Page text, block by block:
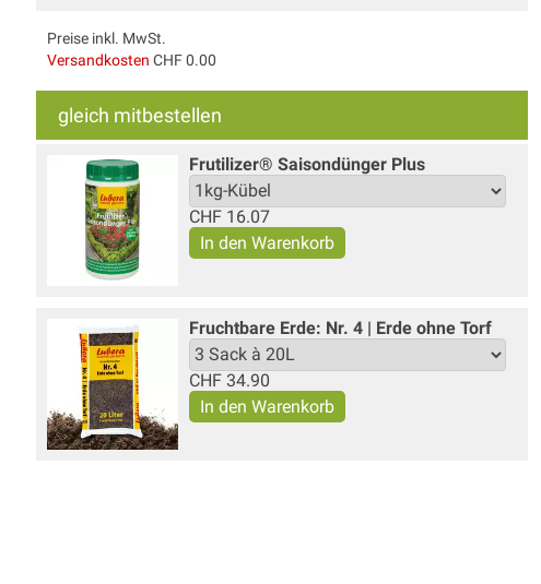
Preise inkl. MwSt.
Versandkosten CHF 0.00
gleich mitbestellen
Frutilizer® Saisondünger Plus
CHF 16.07
Fruchtbare Erde: Nr. 4 | Erde ohne Torf
CHF 34.90